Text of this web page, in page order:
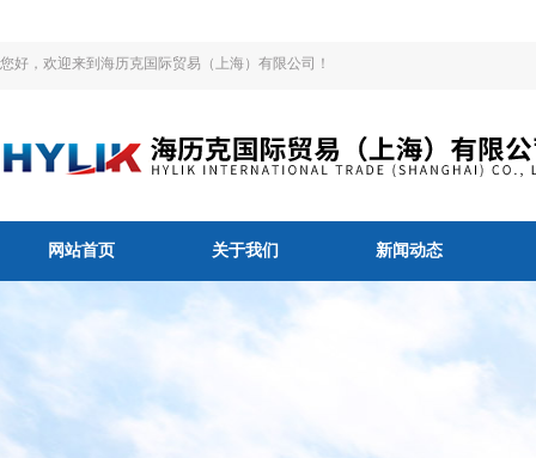
您好，欢迎来到海历克国际贸易（上海）有限公司！
网站首页 关于我们 新闻动态